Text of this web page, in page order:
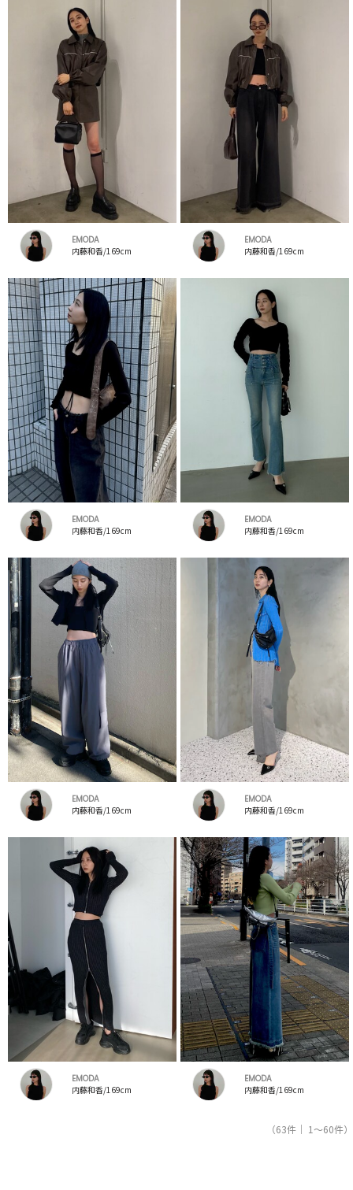
EMODA
内藤和香/169cm
EMODA
内藤和香/169cm
EMODA
内藤和香/169cm
EMODA
内藤和香/169cm
EMODA
内藤和香/169cm
EMODA
内藤和香/169cm
EMODA
内藤和香/169cm
EMODA
内藤和香/169cm
（63件｜ 1～60件）